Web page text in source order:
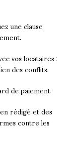
une clause
vos locataires :
des conflits.
de paiement.
rédigé et des
contre les